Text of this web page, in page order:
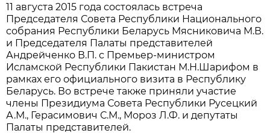
11 августа 2015 года состоялась встреча
Председателя Совета Республики Национального
собрания Республики Беларусь Мясниковича М.В.
и Председателя Палаты представителей
Андрейченко В.П. с Премьер-министром
Исламской Республики Пакистан М.Н.Шарифом в
рамках его официального визита в Республику
Беларусь. Во встрече также приняли участие
члены Президиума Совета Республики Русецкий
А.М., Герасимович С.М., Мороз Л.Ф. и депутаты
Палаты представителей.